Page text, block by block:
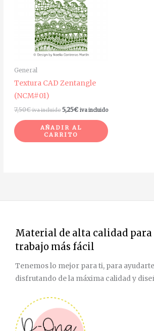
General
Textura CAD Zentangle
(NCM#01)
7,50€ iva incluido 5,25€ iva incluido
AÑADIR AL
CARRITO
Material de alta calidad para
trabajo más fácil
Tenemos lo mejor para ti, para
disfrutando de la máxima calidad y